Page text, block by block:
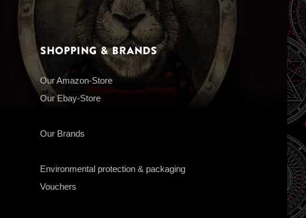
Shopping & Brands
Our Amazon-Store
Our Ebay-Store
Our Brands
Environmental protection & packaging
Vouchers